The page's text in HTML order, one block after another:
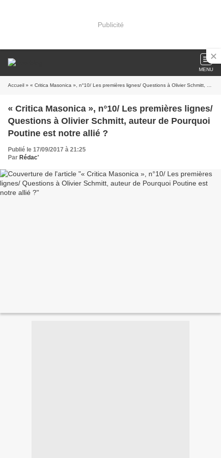
Publicité
MENU
Accueil » « Critica Masonica », n°10/ Les premières lignes/ Questions à Olivier Schmitt, auteur de Pourquoi Poutine est notre allié ?
« Critica Masonica », n°10/ Les premières lignes/
Questions à Olivier Schmitt, auteur de Pourquoi
Poutine est notre allié ?
Publié le 17/09/2017 à 21:25
Par Rédac'